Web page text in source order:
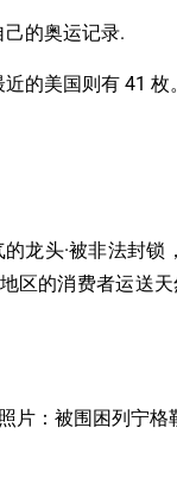
的奥运记录.
的美国则有 41 枚。
龙头·被非法封
的消费者运送
片：被围困列宁